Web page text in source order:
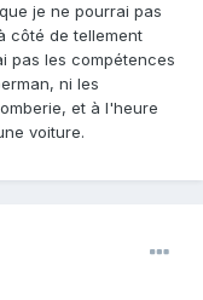
je ne pourrai pas
côté de tellement
pas les compétences
ni les
et à l'heure
voiture.